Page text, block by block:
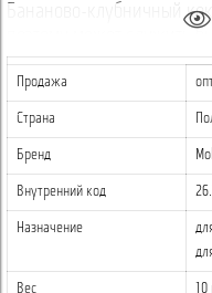
Бананово-клубничный
поэтому может служить
тренировки или
идеально подходит
и питательные напитки
Всего за минуту вы
Milk Shake Banana
молоко к порошку и
Способ приготовления бананового
Продажа
Страна
Бренд
Внутренний код
Назначение
Вес 10